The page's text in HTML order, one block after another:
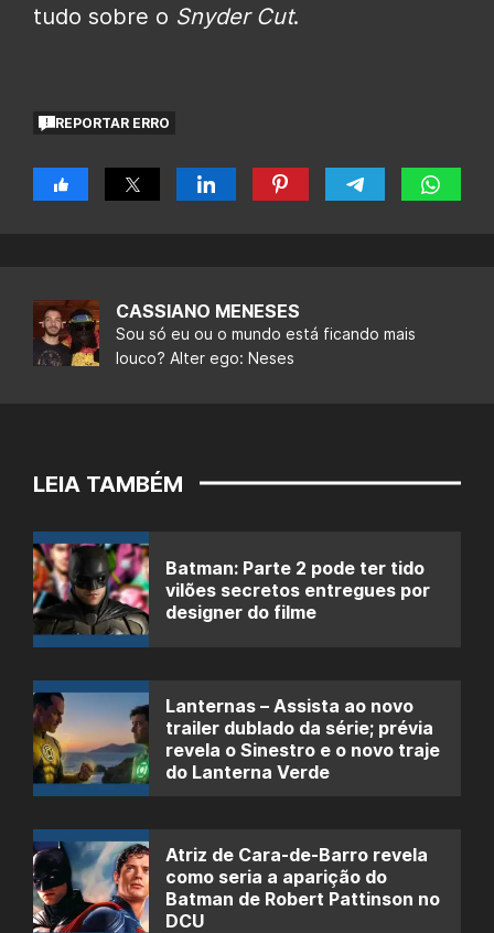
tudo sobre o Snyder Cut.
REPORTAR ERRO
CASSIANO MENESES
Sou só eu ou o mundo está ficando mais
louco? Alter ego: Neses
LEIA TAMBÉM
Batman: Parte 2 pode ter tido
vilões secretos entregues por
designer do filme
Lanternas – Assista ao novo
trailer dublado da série; prévia
revela o Sinestro e o novo traje
do Lanterna Verde
Atriz de Cara-de-Barro revela
como seria a aparição do
Batman de Robert Pattinson no
DCU